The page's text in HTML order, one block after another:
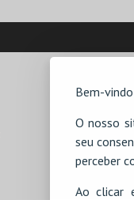
Bem-
O nosso
seu
perceber
Ao clicar